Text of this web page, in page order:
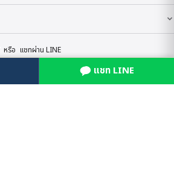
หรือ แชทผ่าน LINE
LINE สั่งเลย
แชท LINE